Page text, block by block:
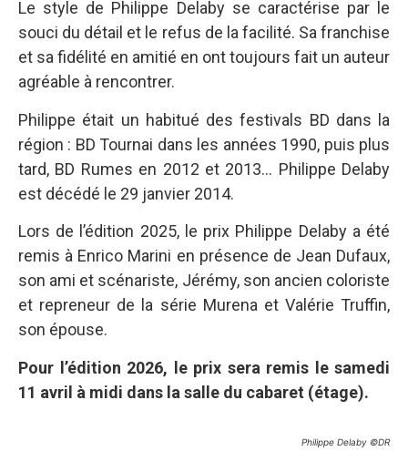
Philippe Delaby ©DR
Le style de Philippe Delaby se caractérise par le
souci du détail et le refus de la facilité. Sa franchise
et sa fidélité en amitié en ont toujours fait un auteur
agréable à rencontrer.
Philippe était un habitué des festivals BD dans la
région : BD Tournai dans les années 1990, puis plus
tard, BD Rumes en 2012 et 2013… Philippe Delaby
est décédé le 29 janvier 2014.
Lors de l’édition 2025, le prix Philippe Delaby a été
remis à Enrico Marini en présence de Jean Dufaux,
son ami et scénariste, Jérémy, son ancien coloriste
et repreneur de la série Murena et Valérie Truffin,
son épouse.
Pour l’édition 2026, le prix sera remis le samedi
11 avril à midi dans la salle du cabaret (étage).